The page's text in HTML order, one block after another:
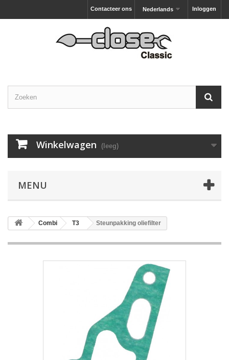
Inloggen
Nederlands
Contacteer ons
Winkelwagen (leeg)
MENU
Combi T3 Steunpakking oliefilter